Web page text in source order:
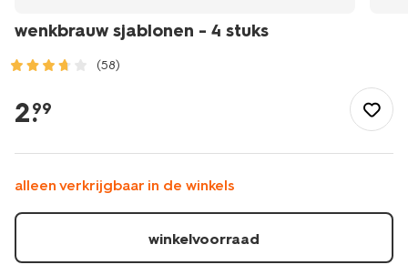
wenkbrauw sjablonen - 4 stuks
(58)
gezond/make-
up/make-
accessoires/wenkbrauw-
sjablonen-
-
-4-
11214125.html
2.
99
alleen verkrijgbaar in de winkels
winkelvoorraad